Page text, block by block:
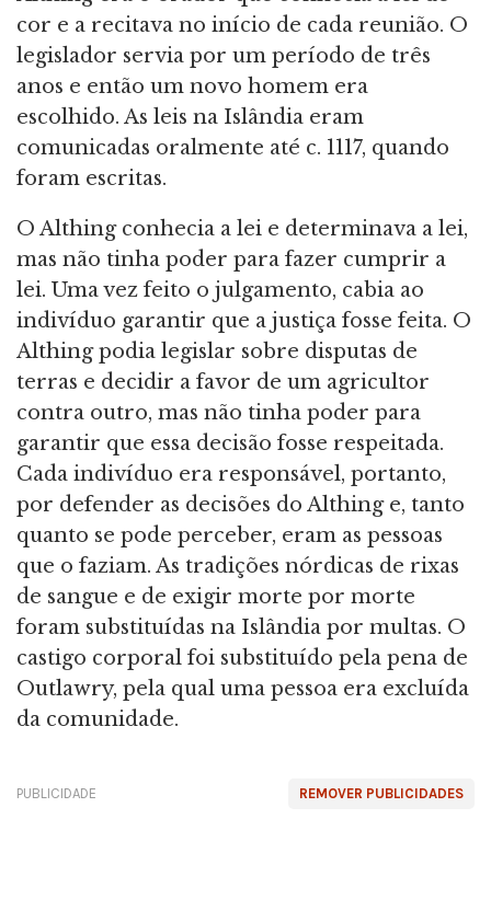
cor e a recitava no início de cada reunião. O
legislador servia por um período de três
anos e então um novo homem era
escolhido. As leis na Islândia eram
comunicadas oralmente até c. 1117, quando
foram escritas.
O Althing conhecia a lei e determinava a lei,
mas não tinha poder para fazer cumprir a
lei. Uma vez feito o julgamento, cabia ao
indivíduo garantir que a justiça fosse feita. O
Althing podia legislar sobre disputas de
terras e decidir a favor de um agricultor
contra outro, mas não tinha poder para
garantir que essa decisão fosse respeitada.
Cada indivíduo era responsável, portanto,
por defender as decisões do Althing e, tanto
quanto se pode perceber, eram as pessoas
que o faziam. As tradições nórdicas de rixas
de sangue e de exigir morte por morte
foram substituídas na Islândia por multas. O
castigo corporal foi substituído pela pena de
Outlawry, pela qual uma pessoa era excluída
da comunidade.
REMOVER PUBLICIDADES
PUBLICIDADE